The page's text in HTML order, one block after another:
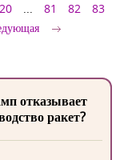
20 ... 81 82
83
отказывает
ракет?